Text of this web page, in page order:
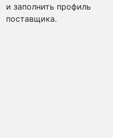
и заполнить профиль
поставщика.